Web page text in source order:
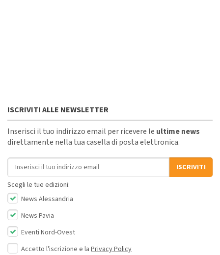
ISCRIVITI ALLE NEWSLETTER
Inserisci il tuo indirizzo email per ricevere le ultime news
direttamente nella tua casella di posta elettronica.
Indirizzo email
ISCRIVITI
Scegli le tue edizioni:
News Alessandria
News Pavia
Eventi Nord-Ovest
Accetto l'iscrizione e la Privacy Policy